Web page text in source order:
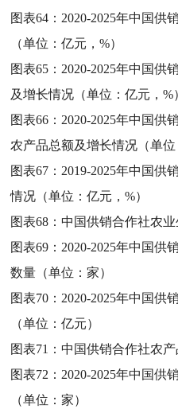
图表64： 2020-2025年中国供
（单位：亿元，%）
图表65： 2020-2025年中国供
及增长情况（单位：亿元，%
图表66： 2020-2025年中国供
农产品总额及增长情况（单位
图表67： 2019-2025年中国供
情况（单位：亿元，%）
图表68：中国供销合作社农
图表69： 2020-2025年中国供
数量（单位：家）
图表70： 2020-2025年中国供
（单位：亿元）
图表71：中国供销合作社农
图表72： 2020-2025年中国供
（单位：家）